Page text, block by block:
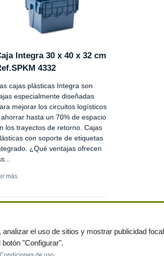
Integra 30 x 40 x 32 cm
4332
cajas plásticas Integra son
especialmente diseñadas
mejorar los circuitos logísticos
hasta un 70% de espacio
los trayectos de retorno. Cajas
con soporte de etiquetas
¿Qué ventajas ofrecen
más
| Mapa web|Preguntas frecuentes
el uso de sitios y mostrar publicidad
"Configurar".
.